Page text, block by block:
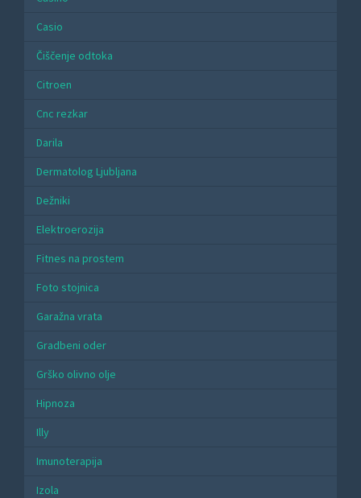
Casio
Čiščenje odtoka
Citroen
Cnc rezkar
Darila
Dermatolog Ljubljana
Dežniki
Elektroerozija
Fitnes na prostem
Foto stojnica
Garažna vrata
Gradbeni oder
Grško olivno olje
Hipnoza
Illy
Imunoterapija
Izola